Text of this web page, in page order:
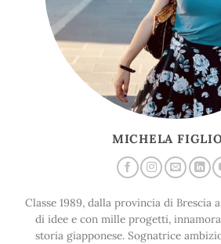
MICHELA
Classe 1989, dalla provincia di Brescia
di idee e con mille progetti,
storia giapponese. Sognatrice